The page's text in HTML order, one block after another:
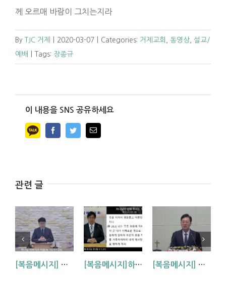
께 오르매 바람이 그치는지라
By TJC 거제 2020-03-07 Categories: 거제교회 동영상
설교/
예배
Tags: 장종규
이 내용을 SNS 공유하세요
FacebookTwitterEmail
관련 글
[복음메시지] 하나님 아버지의 마음 (눅15:11~24) [복음메시지]하나님이 입혀주시는 옷 (창 3:7,21) [복음메시지] 엘리야 때(사도시대)처럼 (왕하 2:1-14)